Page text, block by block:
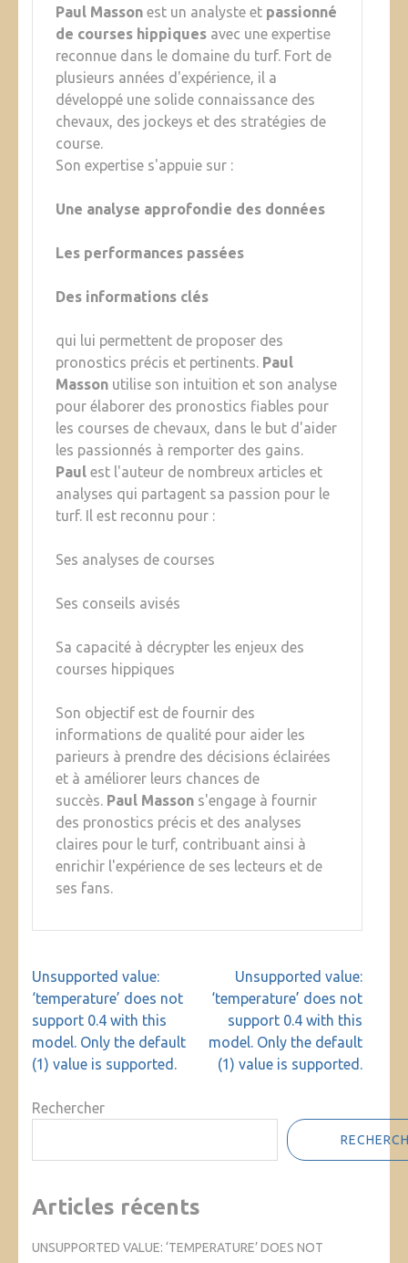
Paul Masson est un analyste et passionné
de courses hippiques avec une expertise
reconnue dans le domaine du turf. Fort de
plusieurs années d'expérience, il a
développé une solide connaissance des
chevaux, des jockeys et des stratégies de
course.
Son expertise s'appuie sur :
Une analyse approfondie des données
Les performances passées
Des informations clés
qui lui permettent de proposer des
pronostics précis et pertinents. Paul
Masson utilise son intuition et son analyse
pour élaborer des pronostics fiables pour
les courses de chevaux, dans le but d'aider
les passionnés à remporter des gains.
Paul est l'auteur de nombreux articles et
analyses qui partagent sa passion pour le
turf. Il est reconnu pour :
Ses analyses de courses
Ses conseils avisés
Sa capacité à décrypter les enjeux des
courses hippiques
Son objectif est de fournir des
informations de qualité pour aider les
parieurs à prendre des décisions éclairées
et à améliorer leurs chances de
succès. Paul Masson s'engage à fournir
des pronostics précis et des analyses
claires pour le turf, contribuant ainsi à
enrichir l'expérience de ses lecteurs et de
ses fans.
Navigation
de
l’article
Unsupported value:
‘temperature’ does not
support 0.4 with this
model. Only the default
(1) value is supported.
Unsupported value:
‘temperature’ does not
support 0.4 with this
model. Only the default
(1) value is supported.
Rechercher
Articles récents
UNSUPPORTED VALUE: ‘TEMPERATURE’ DOES NOT